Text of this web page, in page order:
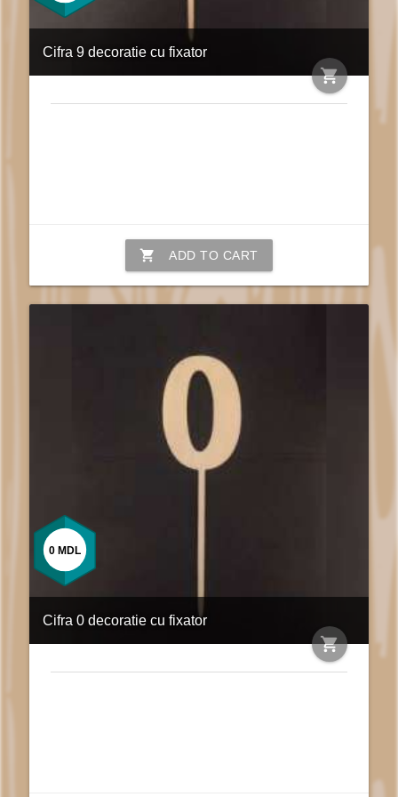
Cifra 9 decoratie cu fixator
shopping_cart
shopping_cart ADD TO CART
Cifra 0 decoratie cu fixator
shopping_cart
0 MDL